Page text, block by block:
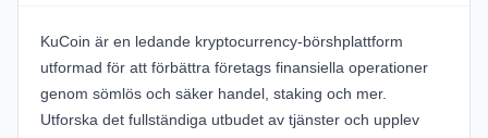
KuCoin är en ledande kryptocurrency-börshplattform
utformad för att förbättra företags finansiella operationer
genom sömlös och säker handel, staking och mer.
Utforska det fullständiga utbudet av tjänster och upplev